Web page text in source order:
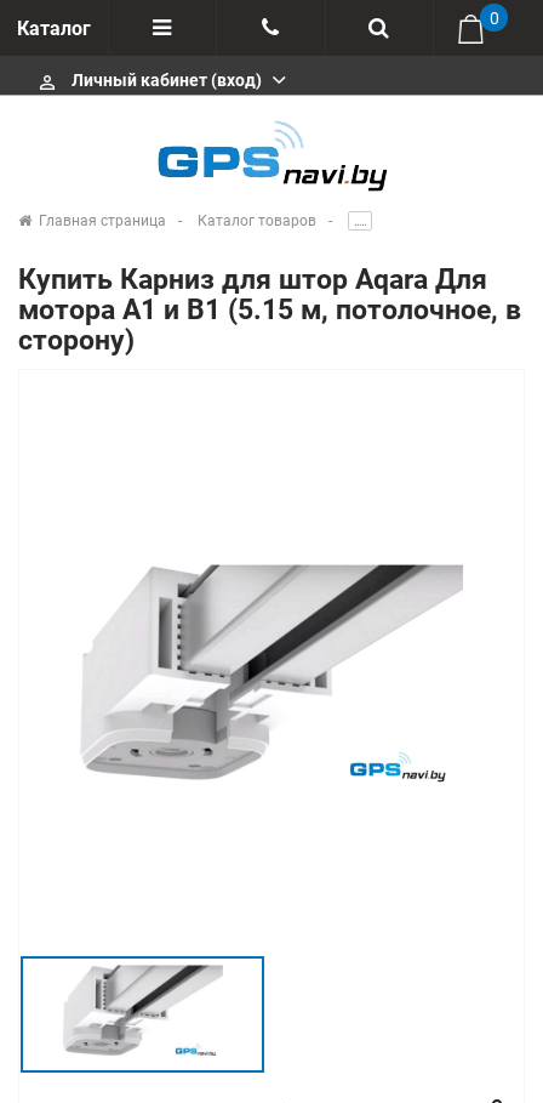
Каталог
Отзывы
+375 291646666
msa333
info@gpsnavi.by
0
perm_identity Личный кабинет (вход)
Главная страница Каталог товаров .....
Купить Карниз для штор Aqara Для
мотора A1 и B1 (5.15 м, потолочное, в
сторону)